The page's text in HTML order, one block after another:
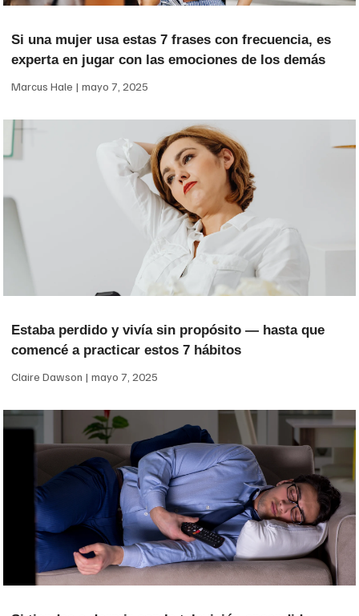
Si una mujer usa estas 7 frases con frecuencia, es
experta en jugar con las emociones de los demás
Marcus Hale mayo 7, 2025
Estaba perdido y vivía sin propósito — hasta que
comencé a practicar estos 7 hábitos
Claire Dawson mayo 7, 2025